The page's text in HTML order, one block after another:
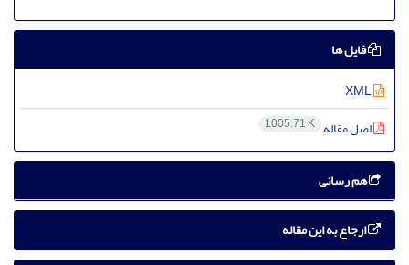
فایل ها
اصل مقاله 1005.71 K
هم رسانی
ارجاع به این مقاله